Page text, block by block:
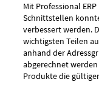
Mit Professional
Schnittstellen
verbessert werden.
wichtigsten Teilen
anhand der
abgerechnet
Produkte die